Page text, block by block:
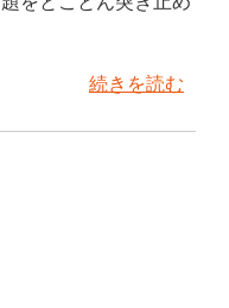
続きを読む